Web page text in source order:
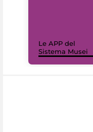
Le APP del
Sistema Musei